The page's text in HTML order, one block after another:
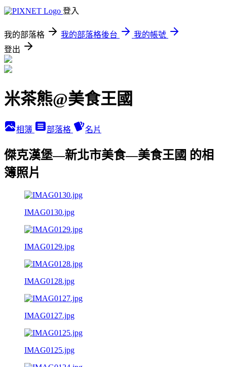
登入
我的部落格 我的部落格後台
我的帳號
登出
米茶熊@美食王國
相簿 部落格 名片
傑克漢堡—新北市美食—美食王國 的相
簿照片
IMAG0130.jpg
IMAG0129.jpg
IMAG0128.jpg
IMAG0127.jpg
IMAG0125.jpg